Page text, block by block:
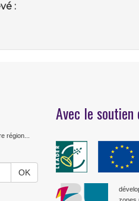
:
région...
Avec le soutien